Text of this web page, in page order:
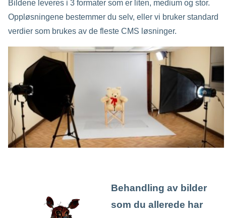
Bildene leveres i 3 formater som er liten, medium og stor.
Oppløsningene bestemmer du selv, eller vi bruker standard
verdier som brukes av de fleste CMS løsninger.
Behandling av bilder
som du allerede har